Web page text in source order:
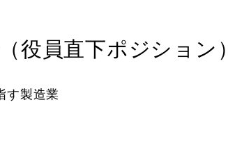
役員直下ポジション）
す製造業